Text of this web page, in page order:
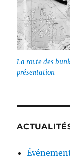
La route des
présentation